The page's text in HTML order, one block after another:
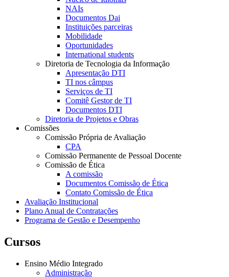
NAIs
Documentos Dai
Instituições parceiras
Mobilidade
Oportunidades
International students
Diretoria de Tecnologia da Informação
Apresentação DTI
TI nos câmpus
Serviços de TI
Comitê Gestor de TI
Documentos DTI
Diretoria de Projetos e Obras
Comissões
Comissão Própria de Avaliação
CPA
Comissão Permanente de Pessoal Docente
Comissão de Ética
A comissão
Documentos Comissão de Ética
Contato Comissão de Ética
Avaliação Institucional
Plano Anual de Contratações
Programa de Gestão e Desempenho
Cursos
Ensino Médio Integrado
Administração